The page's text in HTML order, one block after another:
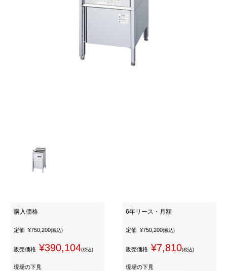
購入価格
定価 ¥750,200(税込)
販売価格 ¥390,104(税込)
現場の下見
6年リース・月額
定価 ¥750,200(税込)
販売価格 ¥7,810(税込)
現場の下見